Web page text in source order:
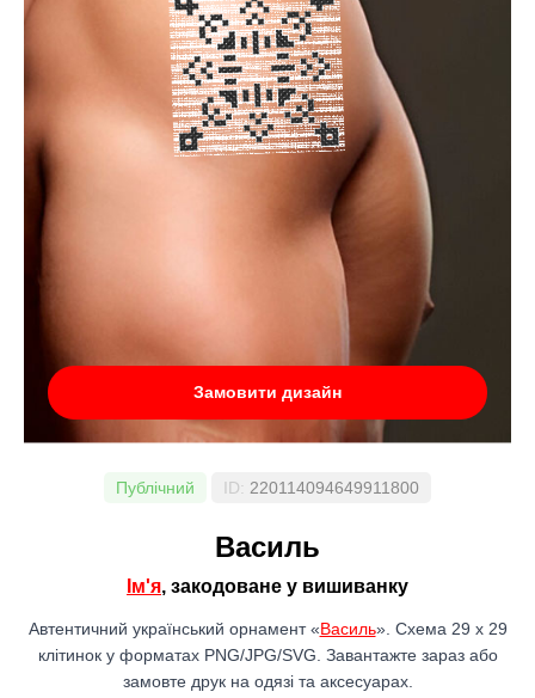
Замовити дизайн
Публічний ID: 220114094649911800
Василь
Ім'я, закодоване у вишиванку
Автентичний український орнамент «Василь». Схема 29 x 29
клітинок у форматах PNG/JPG/SVG. Завантажте зараз або
замовте друк на одязі та аксесуарах.